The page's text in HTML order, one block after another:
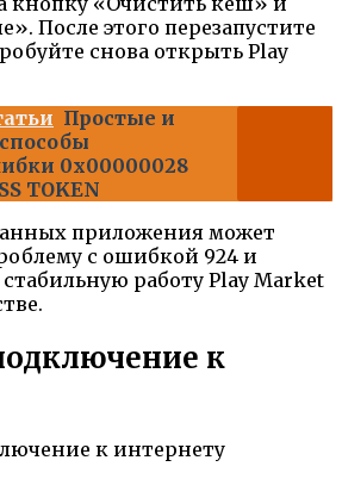
После этого перезапустите
снова открыть Play
Простые и
0x00000028
TOKEN
приложения может
с ошибкой 924 и
стабильную работу Play Market
к